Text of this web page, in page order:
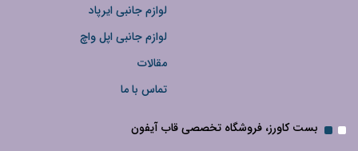
لوازم جانبی ایرپاد
لوازم جانبی اپل واچ
مقالات
تماس با ما
بست کاورز، فروشگاه تخصصی قاب آیفون